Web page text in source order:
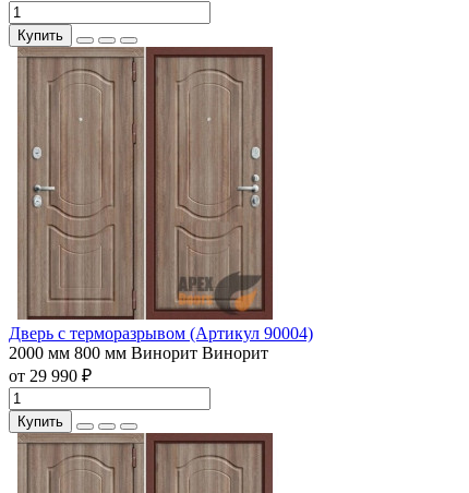
Купить
Дверь с терморазрывом (Артикул 90004)
2000 мм 800 мм Винорит Винорит
от 29 990 ₽
Купить